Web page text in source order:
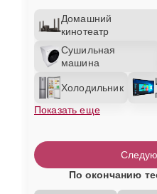
Домашний
кинотеатр
Сушильная
машина
Холодильник
Показать еще
По окончанию